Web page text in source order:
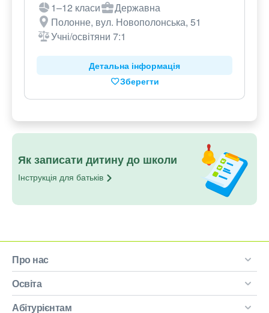
1–12 класи
Державна
Полонне, вул. Новополонська, 51
Учні/освітяни 7:1
Детальна інформація
Зберегти
Як записати дитину до школи
Інструкція для батьків
Про нас
Освіта
Абітурієнтам